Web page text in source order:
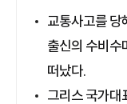
교통사고를 당
출신의 수비수
떠났다.
그리스 국가대